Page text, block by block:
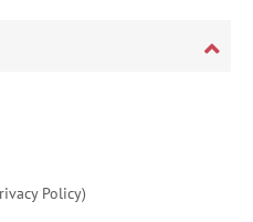
Policy)